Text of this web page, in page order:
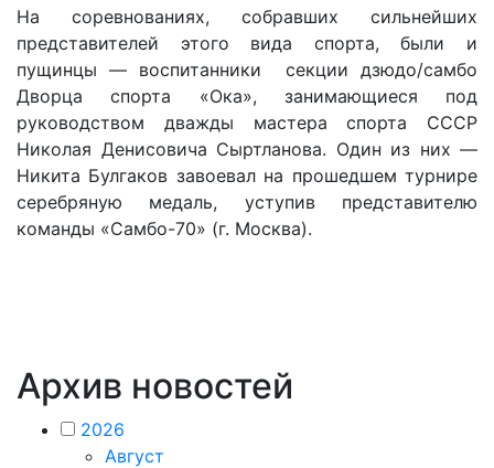
На соревнованиях, собравших сильнейших
представителей этого вида спорта, были и
пущинцы — воспитанники секции дзюдо/самбо
Дворца спорта «Ока», занимающиеся под
руководством дважды мастера спорта СССР
Николая Денисовича Сыртланова. Один из них —
Никита Булгаков завоевал на прошедшем турнире
серебряную медаль, уступив представителю
команды «Самбо-70» (г. Москва).
Архив новостей
2026
Август